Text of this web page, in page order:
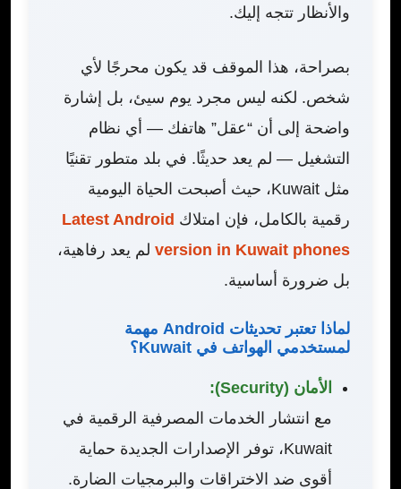
والأنظار تتجه إليك.
بصراحة، هذا الموقف قد يكون محرجًا لأي
شخص. لكنه ليس مجرد يوم سيئ، بل إشارة
واضحة إلى أن “عقل” هاتفك — أي نظام
التشغيل — لم يعد حديثًا. في بلد متطور تقنيًا
مثل Kuwait، حيث أصبحت الحياة اليومية
رقمية بالكامل، فإن امتلاك Latest Android
version in Kuwait phones لم يعد رفاهية،
بل ضرورة أساسية.
لماذا تعتبر تحديثات Android مهمة
لمستخدمي الهواتف في Kuwait؟
الأمان (Security):
مع انتشار الخدمات المصرفية الرقمية في
Kuwait، توفر الإصدارات الجديدة حماية
أقوى ضد الاختراقات والبرمجيات الضارة.